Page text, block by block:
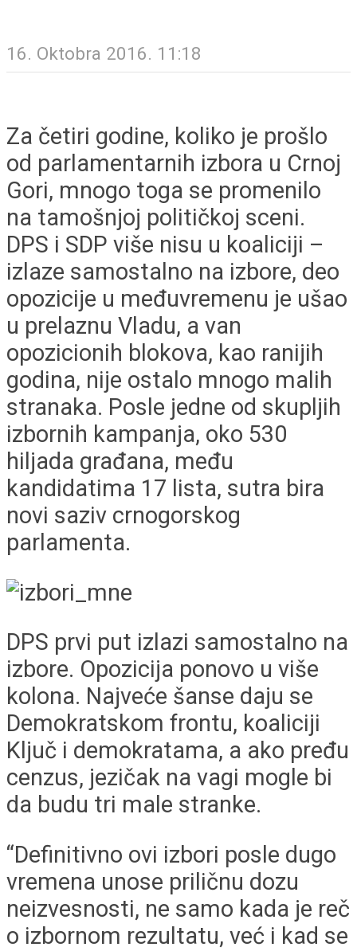
16. Oktobra 2016. 11:18
Za četiri godine, koliko je prošlo
od parlamentarnih izbora u Crnoj
Gori, mnogo toga se promenilo
na tamošnjoj političkoj sceni.
DPS i SDP više nisu u koaliciji –
izlaze samostalno na izbore, deo
opozicije u međuvremenu je ušao
u prelaznu Vladu, a van
opozicionih blokova, kao ranijih
godina, nije ostalo mnogo malih
stranaka. Posle jedne od skupljih
izbornih kampanja, oko 530
hiljada građana, među
kandidatima 17 lista, sutra bira
novi saziv crnogorskog
parlamenta.
DPS prvi put izlazi samostalno na
izbore. Opozicija ponovo u više
kolona. Najveće šanse daju se
Demokratskom frontu, koaliciji
Ključ i demokratama, a ako pređu
cenzus, jezičak na vagi mogle bi
da budu tri male stranke.
“Definitivno ovi izbori posle dugo
vremena unose priličnu dozu
neizvesnosti, ne samo kada je reč
o izbornom rezultatu, već i kad se